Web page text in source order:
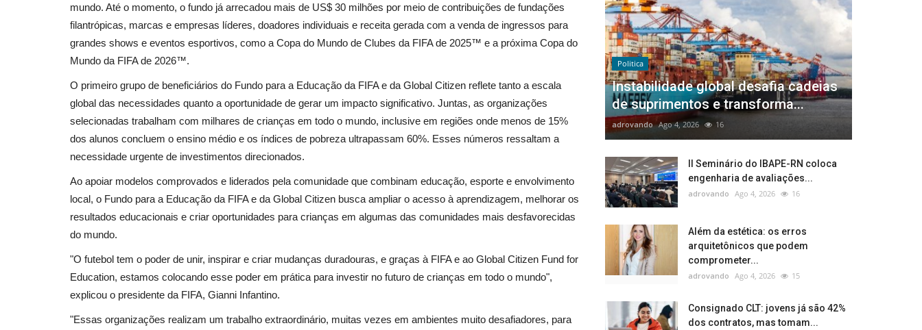
mundo. Até o momento, o fundo já arrecadou mais de US$ 30 milhões por meio de contribuições de fundações
filantrópicas, marcas e empresas líderes, doadores individuais e receita gerada com a venda de ingressos para
grandes shows e eventos esportivos, como a Copa do Mundo de Clubes da FIFA de 2025™ e a próxima Copa do
Mundo da FIFA de 2026™.
O primeiro grupo de beneficiários do Fundo para a Educação da FIFA e da Global Citizen reflete tanto a escala
global das necessidades quanto a oportunidade de gerar um impacto significativo. Juntas, as organizações
selecionadas trabalham com milhares de crianças em todo o mundo, inclusive em regiões onde menos de 15%
dos alunos concluem o ensino médio e os índices de pobreza ultrapassam 60%. Esses números ressaltam a
necessidade urgente de investimentos direcionados.
Ao apoiar modelos comprovados e liderados pela comunidade que combinam educação, esporte e envolvimento
local, o Fundo para a Educação da FIFA e da Global Citizen busca ampliar o acesso à aprendizagem, melhorar os
resultados educacionais e criar oportunidades para crianças em algumas das comunidades mais desfavorecidas
do mundo.
"O futebol tem o poder de unir, inspirar e criar mudanças duradouras, e graças à FIFA e ao Global Citizen Fund for
Education, estamos colocando esse poder em prática para investir no futuro de crianças em todo o mundo",
explicou o presidente da FIFA, Gianni Infantino.
"Essas organizações realizam um trabalho extraordinário, muitas vezes em ambientes muito desafiadores, para
Politica
Instabilidade global desafia cadeias
de suprimentos e transforma...
adrovando Ago 4, 2026 16
II Seminário do IBAPE-RN coloca
engenharia de avaliações...
adrovando Ago 4, 2026 16
Além da estética: os erros
arquitetônicos que podem
comprometer...
adrovando Ago 4, 2026 15
Consignado CLT: jovens já são 42%
dos contratos, mas tomam...